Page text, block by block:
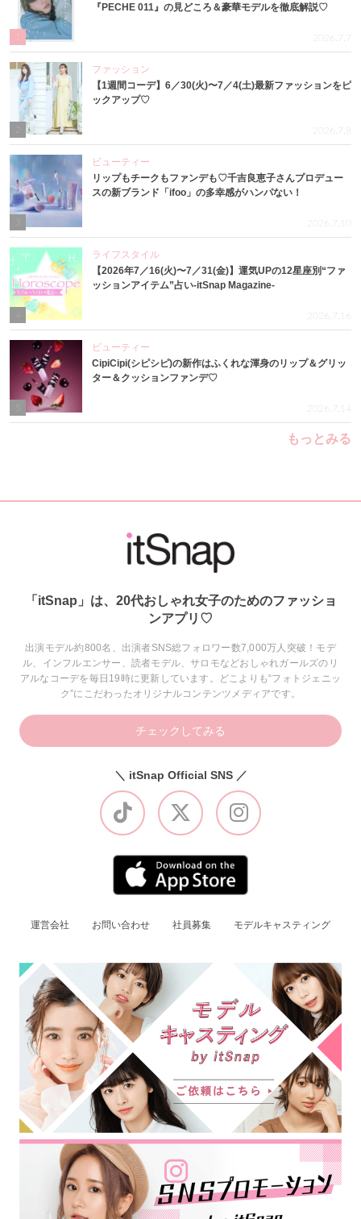
『PECHE 011』の見どころ＆豪華モデルを徹底解説♡
2026.7.7
ファッション
【1週間コーデ】6／30(火)〜7／4(土)最新ファッションをピ
ックアップ♡
2026.7.8
3
ビューティー
リップもチークもファンデも♡千吉良恵子さんプロデュー
スの新ブランド「ifoo」の多幸感がハンパない！
2026.7.10
4
ライフスタイル
【2026年7／16(火)〜7／31(金)】運気UPの12星座別“ファ
ッションアイテム”占い-itSnap Magazine-
2026.7.16
ビューティー
CipiCipi(シピシピ)の新作はふくれな渾身のリップ＆グリッ
ター＆クッションファンデ♡
2026.7.14
もっとみる
「itSnap」は、20代おしゃれ女子のためのファッショ
ンアプリ♡
出演モデル約800名、出演者SNS総フォロワー数7,000万人突破！モデ
ル、インフルエンサー、読者モデル、サロモなどおしゃれガールズのリ
アルなコーデを毎日19時に更新しています。どこよりも“フォトジェニッ
ク”にこだわったオリジナルコンテンツメディアです。
チェックしてみる
＼ itSnap Official SNS ／
運営会社 お問い合わせ 社員募集 モデルキャスティング